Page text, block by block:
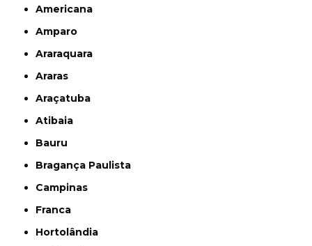
Americana
Amparo
Araraquara
Araras
Araçatuba
Atibaia
Bauru
Bragança Paulista
Campinas
Franca
Hortolândia